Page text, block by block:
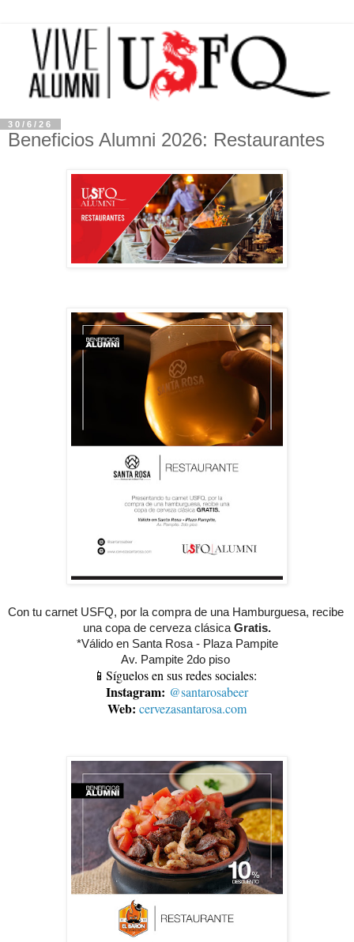
30/6/26
Beneficios Alumni 2026: Restaurantes
Con tu carnet USFQ, por la compra de una Hamburguesa, recibe
una copa de cerveza clásica Gratis.
*Válido en Santa Rosa - Plaza Pampite
Av. Pampite 2do piso
📱Síguelos en sus redes sociales:
Instagram: @santarosabeer
Web: cervezasantarosa.com